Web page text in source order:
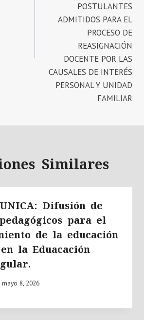
POSTULANTES
ADMITIDOS PARA EL
PROCESO DE
REASIGNACIÓN
DOCENTE POR LAS
CAUSALES DE INTERÉS
PERSONAL Y UNIDAD
FAMILIAR
Similares
Difusión de
para el
de la educación
la Eduacación
mayo 8, 2026